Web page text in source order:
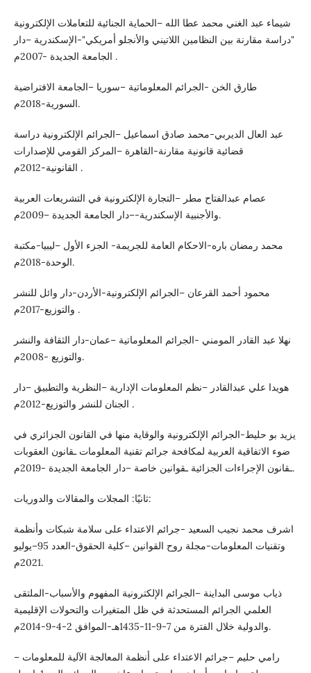
شيماء عبد الغني محمد عطا الله –الحماية الجنائية للتعاملات الإلكترونية
"دراسة مقارنة بين النظامين اللاتيني والأنجلو أمريكي"-الإسكندرية –دار
الجامعة الجديدة -2007م .
طارق الخن -الجرائم المعلوماتية –سوريا –الجامعة الافتراضية
السورية-2018م.
عبد العال الديربي-محمد صادق اسماعيل –الجرائم الإلكترونية دراسة
قضائية قانونية مقارنة-القاهرة –المركز القومي للإصدارات
القانونية-2012م .
عصام عبدالفتاح مطر –التجارة الإلكترونية في التشريعات العربية
والأجنبية الإسكندرية-–دار الجامعة الجديدة –2009م.
محمد رمضان باره-الاحكام العامة للجريمة- الجزء الأول –ليبيا-مكتبة
الوحدة-2018م.
محمود أحمد القرعان –الجرائم الإلكترونية-الأردن-دار وائل للنشر
والتوزيع-2017م .
نهلا عبد القادر المومني -الجرائم المعلوماتية –عمان-دار الثقافة والنشر
والتوزيع -2008م.
هويدا علي عبدالقادر –نظم المعلومات الإدارية –النظرية والتطبيق –دار
الجنان للنشر والتوزيع-2012م .
يزيد بو حليط-الجرائم الإلكترونية والوقاية منها في القانون الجزائري في
ضوء الاتفاقية العربية لمكافحة جرائم تقنية المعلومات ـقانون العقوبات
ـقانون الإجراءات الجزائية ـقوانين خاصة –دار الجامعة الجديدة -2019م.
ثانيًا: المجلات والمقالات والدوريات:
اشرف محمد نجيب السعيد -جرائم الاعتداء على سلامة شبكات وأنظمة
وتقنيات المعلومات-مجلة روح القوانين –كلية الحقوق-العدد 95–يوليو
2021م.
ذياب موسى البداينة –الجرائم الإلكترونية المفهوم والأسباب-الملتقى
العلمي الجرائم المستحدثة في ظل المتغيرات والتحولات الإقليمية
والدولية خلال الفترة من 7-9-11-1435هـ-الموافق 2-4-9-2014م.
رامي حليم –جرائم الاعتداء على أنظمة المعالجة الآلية للمعلومات –